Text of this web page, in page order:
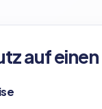
auf